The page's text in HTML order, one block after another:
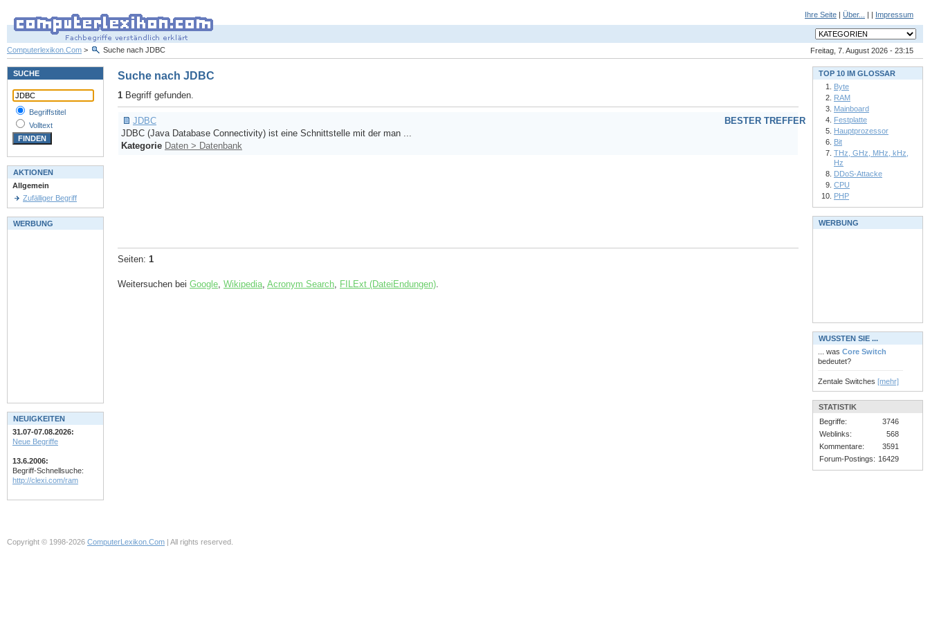
Ihre Seite | Über... | | Impressum
Freitag, 7. August 2026 - 23:15
Computerlexikon.Com > Suche nach JDBC
Suche nach JDBC
1 Begriff gefunden.
BESTER TREFFER
JDBC
JDBC (Java Database Connectivity) ist eine Schnittstelle mit der man ...
Kategorie Daten > Datenbank
Seiten: 1
Weitersuchen bei Google Wikipedia Acronym Search FILExt (DateiEndungen)
SUCHE
Begriffstitel
Volltext
AKTIONEN
Allgemein
Zufälliger Begriff
WERBUNG
NEUIGKEITEN
31.07-07.08.2026:
Neue Begriffe
13.6.2006:
Begriff-Schnellsuche:
http://clexi.com/ram
TOP 10 IM GLOSSAR
Byte
RAM
Mainboard
Festplatte
Hauptprozessor
Bit
THz, GHz, MHz, kHz,
Hz
DDoS-Attacke
CPU
PHP
WERBUNG
WUSSTEN SIE ...
... was Core Switch
bedeutet?
Zentale Switches [mehr]
STATISTIK
Begriffe:
3746
Weblinks:
568
Kommentare:
3591
Forum-Postings: 16429
Copyright © 1998-2026 ComputerLexikon.Com | All rights reserved.